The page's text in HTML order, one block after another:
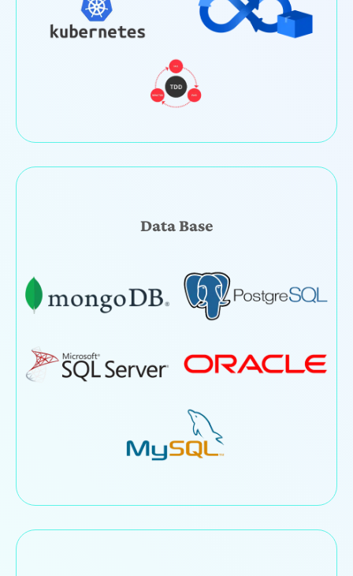
Data Base